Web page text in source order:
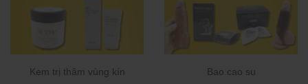
Kem trị thâm vùng kín Bao cao su